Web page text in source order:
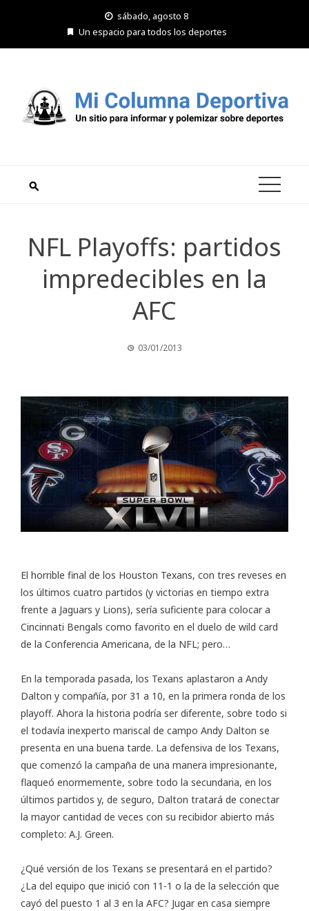
sábado, agosto 8
Un espacio para todos los deportes
NFL Playoffs: partidos
impredecibles en la
AFC
03/01/2013
El horrible final de los Houston Texans, con tres reveses en
los últimos cuatro partidos (y victorias en tiempo extra
frente a Jaguars y Lions), sería suficiente para colocar a
Cincinnati Bengals como favorito en el duelo de wild card
de la Conferencia Americana, de la NFL; pero…
En la temporada pasada, los Texans aplastaron a Andy
Dalton y compañía, por 31 a 10, en la primera ronda de los
playoff. Ahora la historia podría ser diferente, sobre todo si
el todavía inexperto mariscal de campo Andy Dalton se
presenta en una buena tarde. La defensiva de los Texans,
que comenzó la campaña de una manera impresionante,
flaqueó enormemente, sobre todo la secundaria, en los
últimos partidos y, de seguro, Dalton tratará de conectar
la mayor cantidad de veces con su recibidor abierto más
completo: A.J. Green.
¿Qué versión de los Texans se presentará en el partido?
¿La del equipo que inició con 11-1 o la de la selección que
cayó del puesto 1 al 3 en la AFC? Jugar en casa siempre